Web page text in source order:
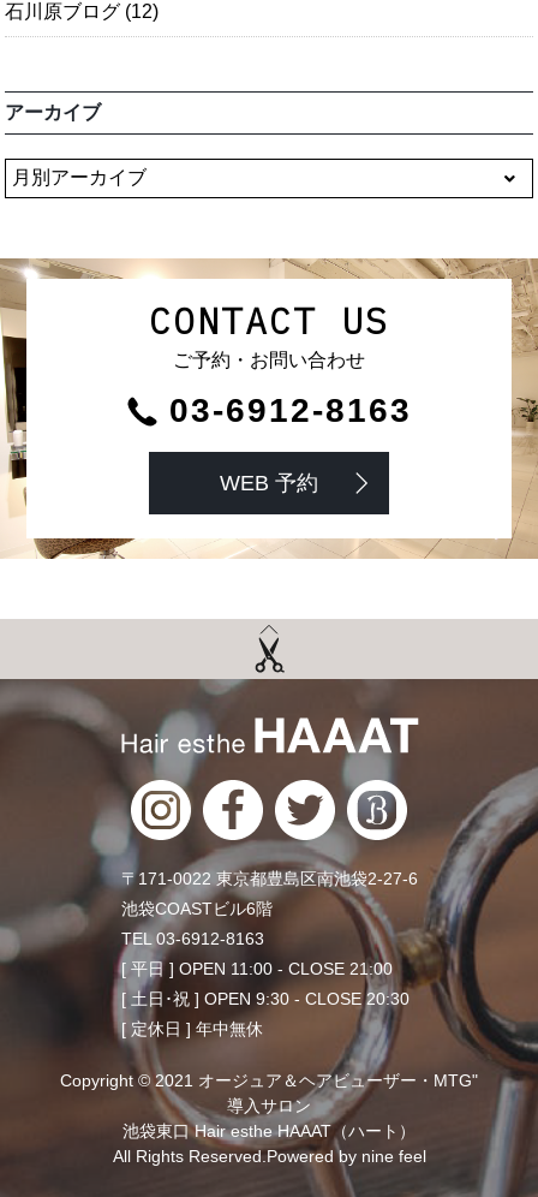
石川原ブログ (12)
アーカイブ
CONTACT US
ご予約・お問い合わせ
03-6912-8163
WEB 予約
〒171-0022 東京都豊島区南池袋2-27-6
池袋COASTビル6階
TEL 03-6912-8163
[ 平日 ] OPEN 11:00 - CLOSE 21:00
[ 土日･祝 ] OPEN 9:30 - CLOSE 20:30
[ 定休日 ] 年中無休
Copyright © 2021 オージュア＆ヘアビューザー・MTG"
導入サロン
池袋東口 Hair esthe HAAAT（ハート）
All Rights Reserved.Powered by nine feel